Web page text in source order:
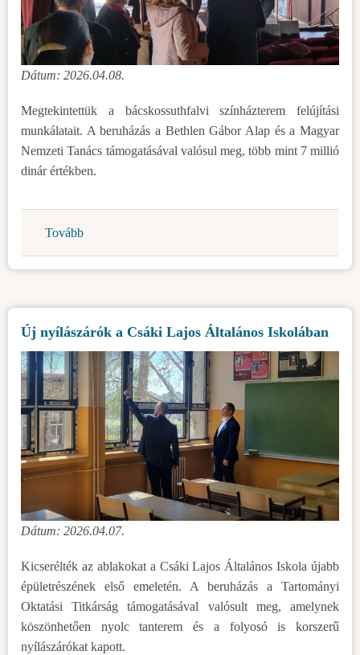
Dátum: 2026.04.08.
Megtekintettük a bácskossuthfalvi színházterem felújítási
munkálatait. A beruházás a Bethlen Gábor Alap és a Magyar
Nemzeti Tanács támogatásával valósul meg, több mint 7 millió
dinár értékben.
Tovább
a
bácskossuthfalvi
Új nyílászárók a Csáki Lajos Általános Iskolában
Dátum: 2026.04.07.
Kicserélték az ablakokat a Csáki Lajos Általános Iskola újabb
épületrészének első emeletén. A beruházás a Tartományi
Oktatási Titkárság támogatásával valósult meg, amelynek
köszönhetően nyolc tanterem és a folyosó is korszerű
nyílászárókat kapott.